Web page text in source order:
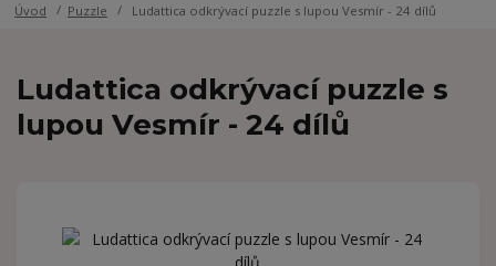
Úvod Puzzle Ludattica odkrývací puzzle s lupou Vesmír - 24 dílů
Ludattica odkrývací puzzle s
lupou Vesmír - 24 dílů